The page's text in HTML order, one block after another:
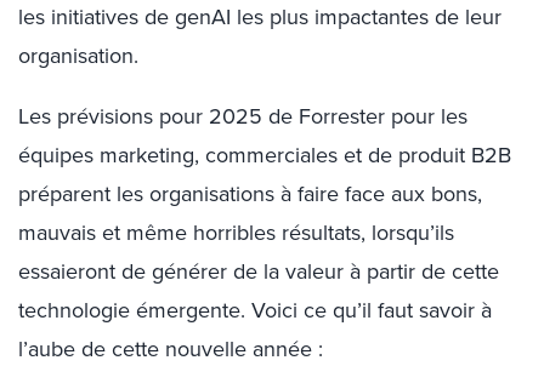
les initiatives de genAI les plus impactantes de leur
organisation.
Les prévisions pour 2025 de Forrester pour les
équipes marketing, commerciales et de produit B2B
préparent les organisations à faire face aux bons,
mauvais et même horribles résultats, lorsqu’ils
essaieront de générer de la valeur à partir de cette
technologie émergente. Voici ce qu’il faut savoir à
l’aube de cette nouvelle année :